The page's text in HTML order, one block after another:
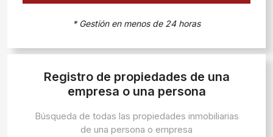
* Gestión en menos de 24 horas
Registro de propiedades de una
empresa o una persona
Búsqueda de todas las propiedades inmobiliarias
de una persona o empresa